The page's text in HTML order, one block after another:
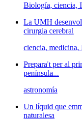
Biología, ciencia,
La UMH
cirurgia cerebral
ciencia, medicina,
Prepara't per al
península...
astronomía
Un líquid que
naturalesa